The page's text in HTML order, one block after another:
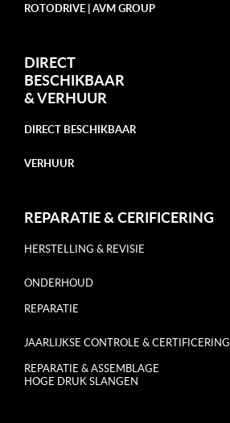
ROTODRIVE | AVM GROUP
DIRECT
BESCHIKBAAR
&VERHUUR
DIRECT BESCHIKBAAR
VERHUUR
REPARATIE & CERIFICERING
HERSTELLING & REVISIE
ONDERHOUD
REPARATIE
JAARLIJKSE CONTROLE & CERTIFICERING
REPARATIE & ASSEMBLAGE
HOGE DRUK SLANGEN